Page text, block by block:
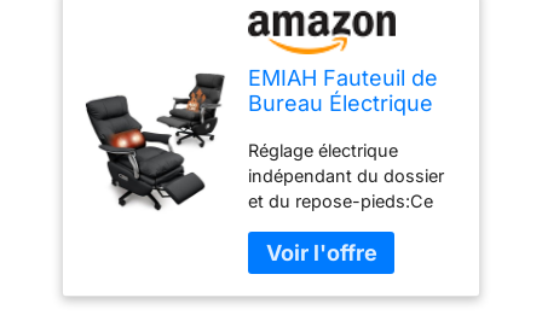
EMIAH Fauteuil de
Bureau Électrique
Bureau
Ergonomique avec
Repose-Pieds
Chaise Direction
Haut Dossier avec
Masseur Fauteuil
Relax reglable
Réglage électrique
indépendant du dossier
et du repose-pieds:Ce
équipé d'un système à
double moteur
permettant de régler